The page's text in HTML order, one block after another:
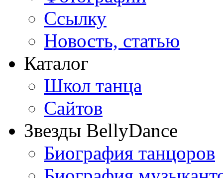
Ссылку
Новость, статью
Каталог
Школ танца
Сайтов
Звезды BellyDance
Биография танцоров